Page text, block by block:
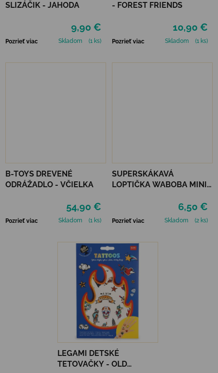
SLIZÁČIK - JAHODA
9,90 €
Pozrieť viac Skladom (1 ks)
- FOREST FRIENDS
10,90 €
Pozrieť viac Skladom (1 ks)
B-TOYS DREVENÉ
ODRÁŽADLO - VČIELKA
54,90 €
Pozrieť viac Skladom (1 ks)
SUPERSKÁKAVÁ
LOPTIČKA WABOBA MINI
6,50 €
Pozrieť viac Skladom (2 ks)
LEGAMI DETSKÉ
TETOVAČKY - OLD